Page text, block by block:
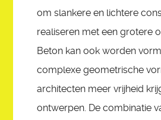
om slankere en lichtere
realiseren met een grotere
Beton kan ook worden
complexe geometrische
architecten meer vrijheid
ontwerpen. De combinatie